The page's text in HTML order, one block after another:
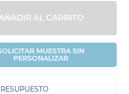
AL CARRITO
MUESTRA SIN
PERSONALIZAR